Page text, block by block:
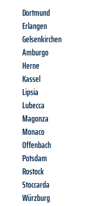
Dortmund
Erlangen
Gelsenkirchen
Amburgo
Herne
Kassel
Lipsia
Lubecca
Magonza
Monaco
Offenbach
Potsdam
Rostock
Stoccarda
Würzburg